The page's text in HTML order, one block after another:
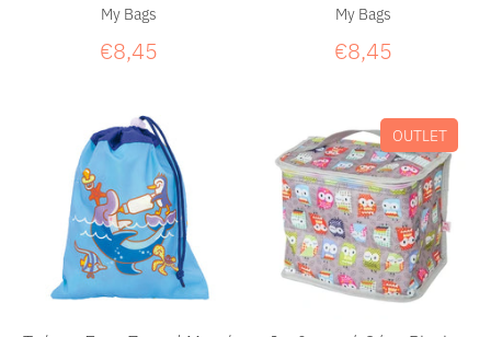
My Bags
€8,45
My Bags
€8,45
OUTLET